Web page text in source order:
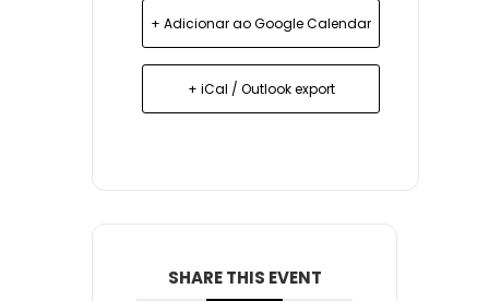
+ Adicionar ao Google Calendar
+ iCal / Outlook export
SHARE THIS EVENT